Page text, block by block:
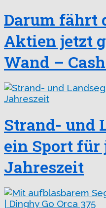
Darum fährt
Aktien jetzt
Wand –
Strand- und
ein Sport für
Jahreszeit